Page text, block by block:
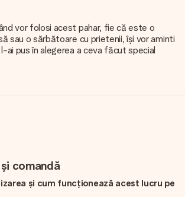
vor folosi acest pahar, fie că este o
sau o sărbătoare cu prietenii, își vor aminti
ai pus în alegerea a ceva făcut special
comandă
și cum funcționează acest lucru pe